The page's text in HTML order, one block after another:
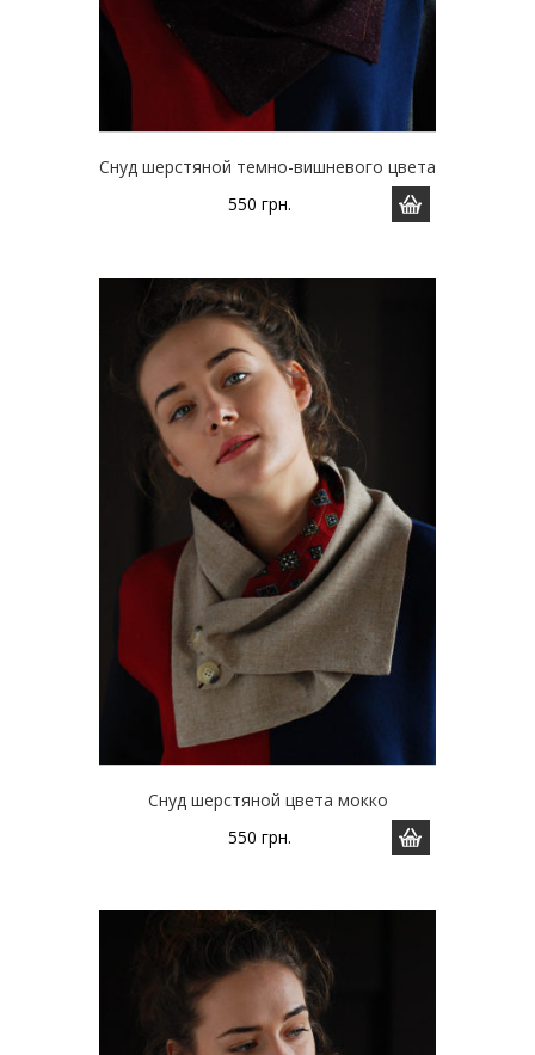
Снуд шерстяной темно-вишневого цвета
550 грн.
Снуд шерстяной цвета мокко
550 грн.